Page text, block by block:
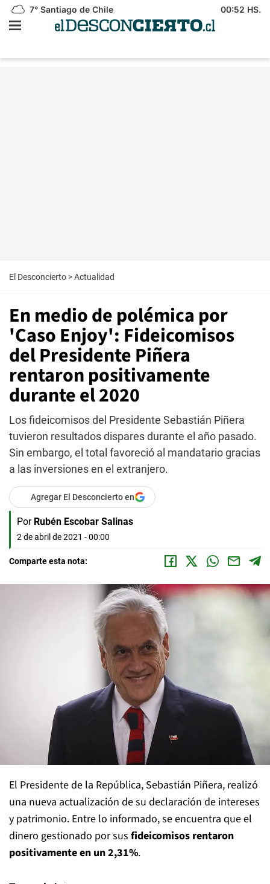
7° Santiago de Chile 00:52 HS.
El Desconcierto >Actualidad
En medio de polémica por
'Caso Enjoy': Fideicomisos
del Presidente Piñera
rentaron positivamente
durante el 2020
Los fideicomisos del Presidente Sebastián Piñera
tuvieron resultados dispares durante el año pasado.
Sin embargo, el total favoreció al mandatario gracias
a las inversiones en el extranjero.
Agregar El Desconcierto en
Por Rubén Escobar Salinas
2 de abril de 2021 - 00:00
Comparte esta nota:
El Presidente de la República, Sebastián Piñera, realizó
una nueva actualización de su declaración de intereses
y patrimonio. Entre lo informado, se encuentra que el
dinero gestionado por sus fideicomisos rentaron
positivamente en un 2,31%.